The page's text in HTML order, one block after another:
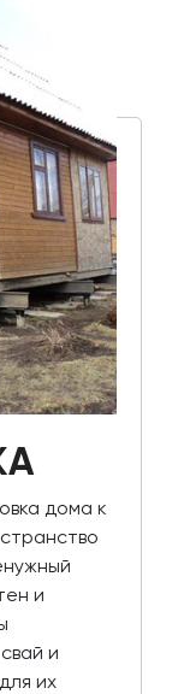
дома к
и
и
их